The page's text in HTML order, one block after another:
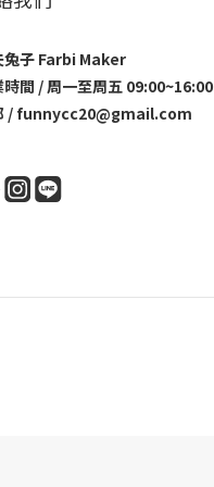
兔子 Farbi Maker
時間 / 周一至周五 09:00~16:00
/ funnycc20@gmail.com